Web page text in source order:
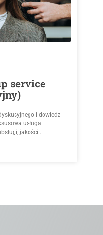
service
i dowiedz
usługa
jakości...